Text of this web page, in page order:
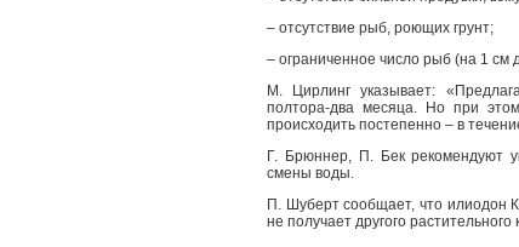
– отсутствие рыб, роющих грунт;
– ограниченное число рыб (на 1
М. Цирлинг указывает:
полтора-два месяца. Но при
происходить постепенно – в
Г. Брюннер, П. Бек рекомендуют
смены воды.
П. Шуберт сообщает, что илиодон
не получает другого растительного